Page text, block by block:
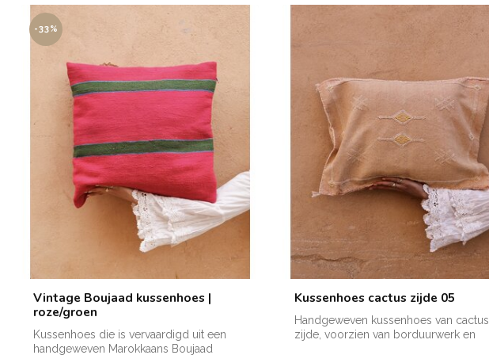
-33%
Vintage Boujaad kussenhoes |
roze/groen
Kussenhoes die is vervaardigd uit een
handgeweven Marokkaans Boujaad
Kussenhoes cactus zijde 05
Handgeweven kussenhoes van cactus
zijde, voorzien van borduurwerk en